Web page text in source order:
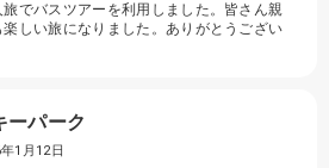
旅でバスツアーを利用しました。皆さん親
楽しい旅になりました。ありがとうござい
ーパーク
1月12日